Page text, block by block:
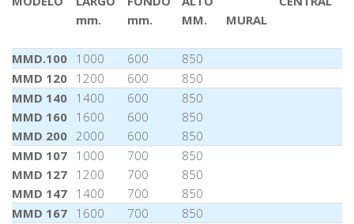
mm.
mm.
MM.
MURAL
MMD.100 1000 600
850
MMD 120 1200 600
850
MMD 140
MMD 160
MMD 200
1400
1600
2000
600
600
600
850
850
850
MMD 107
MMD 127
MMD 147
1000
1200
1400
700
700
700
850
850
850
MMD 167 1600 700
850